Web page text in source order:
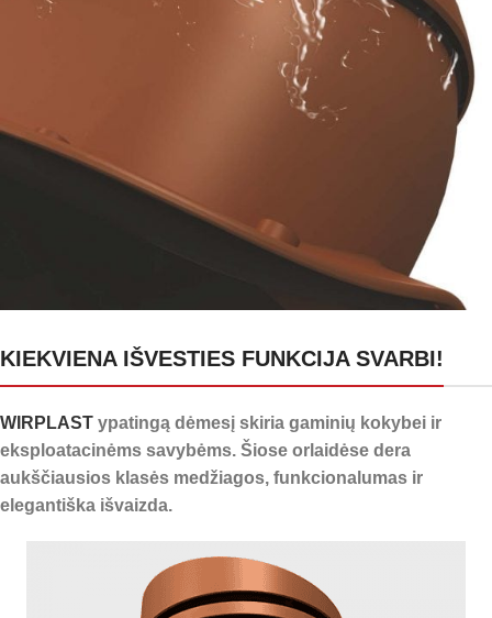
24 kanalai kondensatui
nuleisti
KIEKVIENA IŠVESTIES FUNKCIJA SVARBI!
WIRPLAST ypatingą dėmesį skiria gaminių kokybei ir
eksploatacinėms savybėms. Šiose orlaidėse dera
aukščiausios klasės medžiagos, funkcionalumas ir
elegantiška išvaizda.